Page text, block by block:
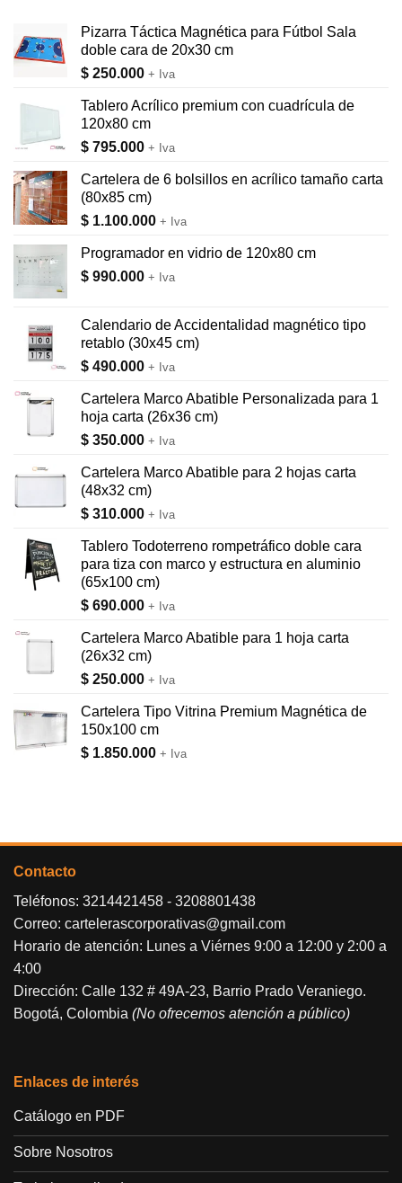
Pizarra Táctica Magnética para Fútbol Sala
doble cara de 20x30 cm
$ 250.000 + Iva
Tablero Acrílico premium con cuadrícula de
120x80 cm
$ 795.000 + Iva
Cartelera de 6 bolsillos en acrílico tamaño carta
(80x85 cm)
$ 1.100.000 + Iva
Programador en vidrio de 120x80 cm
$ 990.000 + Iva
Calendario de Accidentalidad magnético tipo
retablo (30x45 cm)
$ 490.000 + Iva
Cartelera Marco Abatible Personalizada para 1
hoja carta (26x36 cm)
$ 350.000 + Iva
Cartelera Marco Abatible para 2 hojas carta
(48x32 cm)
$ 310.000 + Iva
Tablero Todoterreno rompetráfico doble cara
para tiza con marco y estructura en aluminio
(65x100 cm)
$ 690.000 + Iva
Cartelera Marco Abatible para 1 hoja carta
(26x32 cm)
$ 250.000 + Iva
Cartelera Tipo Vitrina Premium Magnética de
150x100 cm
$ 1.850.000 + Iva
Contacto
Teléfonos: 3214421458 - 3208801438
Correo: cartelerascorporativas@gmail.com
Horario de atención: Lunes a Viérnes 9:00 a 12:00 y 2:00 a
4:00
Dirección: Calle 132 # 49A-23, Barrio Prado Veraniego.
Bogotá, Colombia (No ofrecemos atención a público)
Enlaces de interés
Catálogo en PDF
Sobre Nosotros